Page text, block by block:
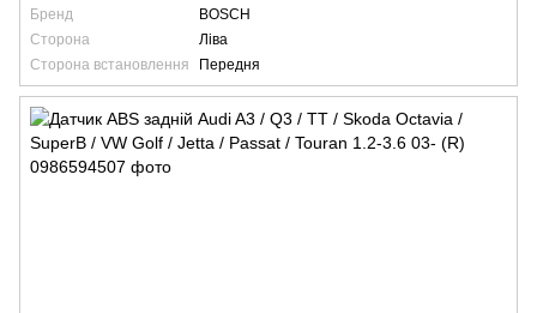
Бренд
BOSCH
Сторона
Ліва
Сторона встановлення
Передня